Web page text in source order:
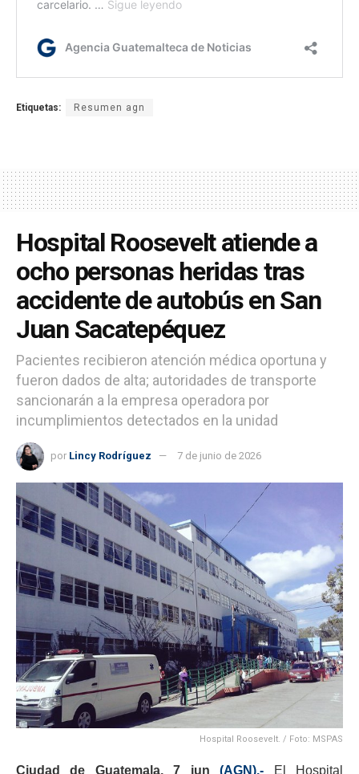
Etiquetas: Resumen agn
Hospital Roosevelt atiende a
ocho personas heridas tras
accidente de autobús en San
Juan Sacatepéquez
Pacientes recibieron atención médica oportuna y
fueron dados de alta; autoridades de transporte
sancionarán a la empresa operadora por
incumplimientos detectados en la unidad
por Lincy Rodríguez 7 de junio de 2026
Hospital Roosevelt. / Foto: MSPAS
Ciudad de Guatemala, 7 jun (AGN).- El Hospital